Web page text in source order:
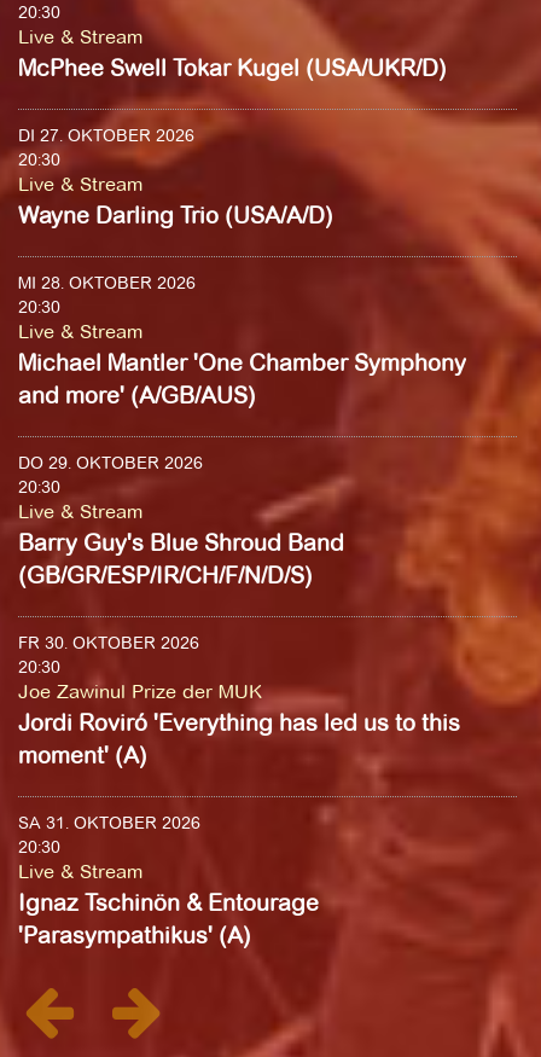
20:30
Live & Stream
McPhee Swell Tokar Kugel (USA/UKR/D)
DI 27. OKTOBER 2026
20:30
Live & Stream
Wayne Darling Trio (USA/A/D)
MI 28. OKTOBER 2026
20:30
Live & Stream
Michael Mantler 'One Chamber Symphony
and more' (A/GB/AUS)
DO 29. OKTOBER 2026
20:30
Live & Stream
Barry Guy's Blue Shroud Band
(GB/GR/ESP/IR/CH/F/N/D/S)
FR 30. OKTOBER 2026
20:30
Joe Zawinul Prize der MUK
Jordi Roviró 'Everything has led us to this
moment' (A)
SA 31. OKTOBER 2026
20:30
Live & Stream
Ignaz Tschinön & Entourage
'Parasympathikus' (A)